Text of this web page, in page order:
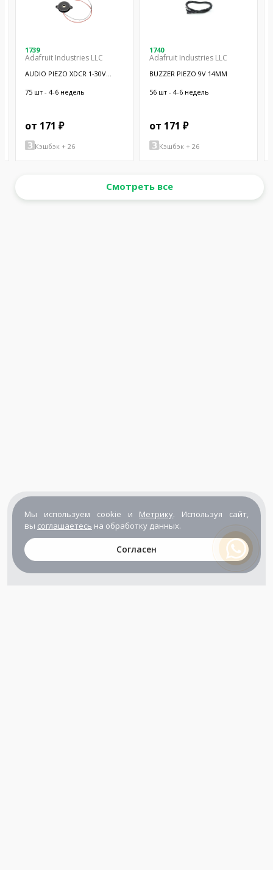
1739
Adafruit Industries LLC
AUDIO PIEZO XDCR 1-30V
75 шт - 4-6 недель
от 171 ₽
Кэшбэк + 26
1740
Adafruit Industries LLC
BUZZER PIEZO 9V 14MM
56 шт - 4-6 недель
от 171 ₽
Кэшбэк + 26
Смотреть все
Мы используем cookie и Метрику. Используя сайт,
вы соглашаетесь на обработку данных.
Согласен